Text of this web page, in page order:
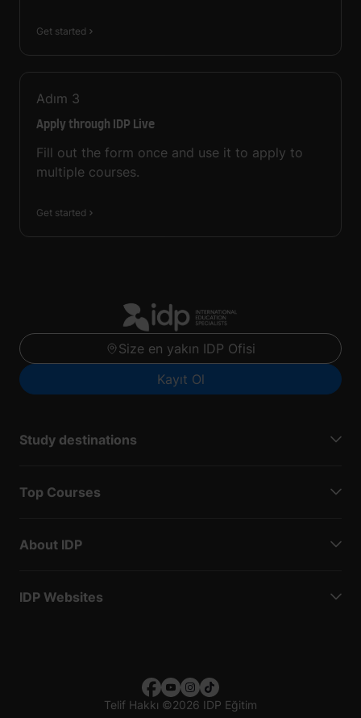
Get started
Adım 3
Apply through IDP Live
Fill out the form once and use it to apply to
multiple courses.
Get started
Size en yakın IDP Ofisi
Kayıt Ol
Study destinations
Top Courses
About IDP
IDP Websites
Telif Hakkı ©2026 IDP Eğitim